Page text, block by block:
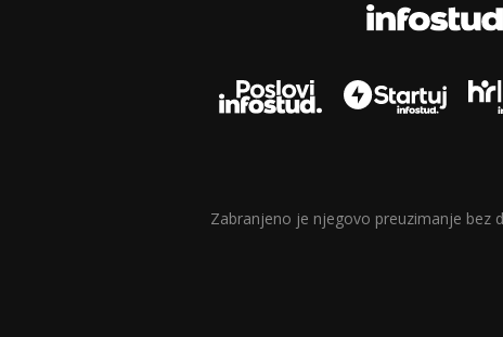
Zabranjeno je njegovo preuzimanje bez